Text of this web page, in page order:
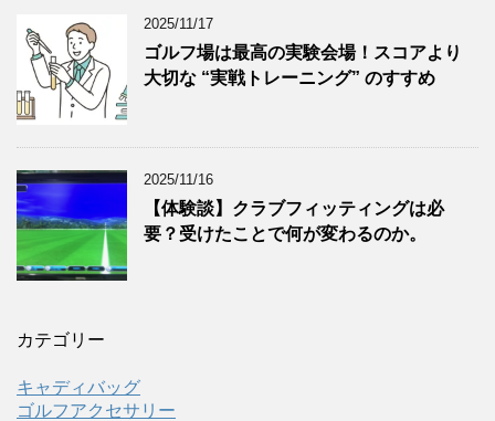
2025/11/17
ゴルフ場は最高の実験会場！スコアより
大切な “実戦トレーニング” のすすめ
2025/11/16
【体験談】クラブフィッティングは必
要？受けたことで何が変わるのか。
カテゴリー
キャディバッグ
ゴルフアクセサリー